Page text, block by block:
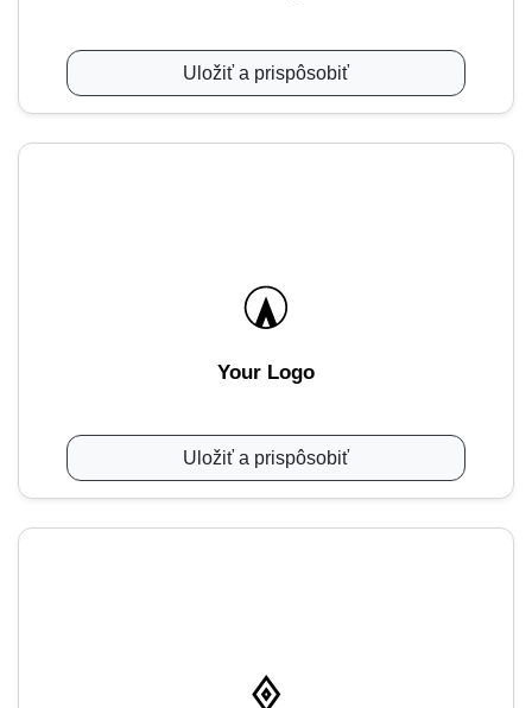
Uložiť a prispôsobiť
Your Logo
Uložiť a prispôsobiť